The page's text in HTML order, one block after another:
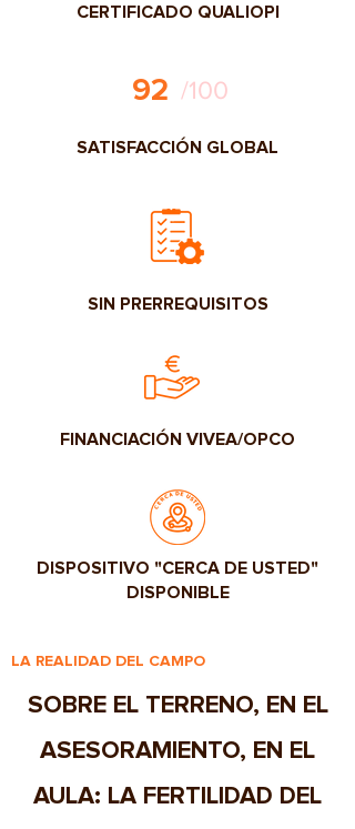
CERTIFICADO QUALIOPI
92 /100
SATISFACCIÓN GLOBAL
SIN PRERREQUISITOS
FINANCIACIÓN VIVEA/OPCO
DISPOSITIVO "CERCA DE USTED"
DISPONIBLE
LA REALIDAD DEL CAMPO
SOBRE EL TERRENO, EN EL
ASESORAMIENTO, EN EL
AULA: LA FERTILIDAD DEL